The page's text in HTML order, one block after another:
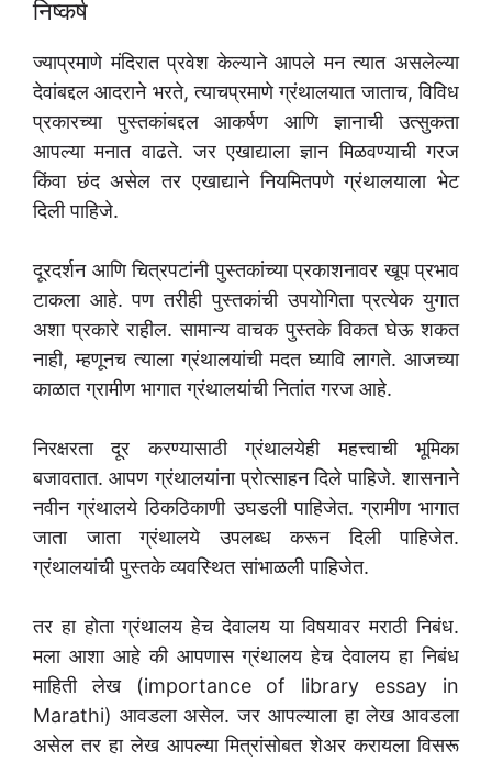
निष्कर्ष
ज्याप्रमाणे मंदिरात प्रवेश केल्याने आपले मन त्यात असलेल्या
देवांबद्दल आदराने भरते, त्याचप्रमाणे ग्रंथालयात जाताच, विविध
प्रकारच्या पुस्तकांबद्दल आकर्षण आणि ज्ञानाची उत्सुकता
आपल्या मनात वाढते. जर एखाद्याला ज्ञान मिळवण्याची गरज
किंवा छंद असेल तर एखाद्याने नियमितपणे ग्रंथालयाला भेट
दिली पाहिजे.
दूरदर्शन आणि चित्रपटांनी पुस्तकांच्या प्रकाशनावर खूप प्रभाव
टाकला आहे. पण तरीही पुस्तकांची उपयोगिता प्रत्येक युगात
अशा प्रकारे राहील. सामान्य वाचक पुस्तके विकत घेऊ शकत
नाही, म्हणूनच त्याला ग्रंथालयांची मदत घ्यावि लागते. आजच्या
काळात ग्रामीण भागात ग्रंथालयांची नितांत गरज आहे.
निरक्षरता दूर करण्यासाठी ग्रंथालयेही महत्त्वाची भूमिका
बजावतात. आपण ग्रंथालयांना प्रोत्साहन दिले पाहिजे. शासनाने
नवीन ग्रंथालये ठिकठिकाणी उघडली पाहिजेत. ग्रामीण भागात
जाता जाता ग्रंथालये उपलब्ध करून दिली पाहिजेत.
ग्रंथालयांची पुस्तके व्यवस्थित सांभाळली पाहिजेत.
तर हा होता ग्रंथालय हेच देवालय या विषयावर मराठी निबंध.
मला आशा आहे की आपणास ग्रंथालय हेच देवालय हा निबंध
माहिती लेख (importance of library essay in
Marathi) आवडला असेल. जर आपल्याला हा लेख आवडला
असेल तर हा लेख आपल्या मित्रांसोबत शेअर करायला विसरू